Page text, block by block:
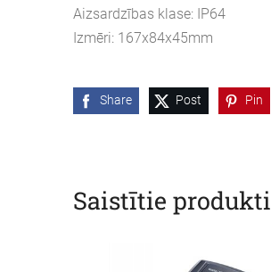
Aizsardzības klase: IP64
Izmēri: 167x84x45mm
Share Post Pin
Saistītie produkti